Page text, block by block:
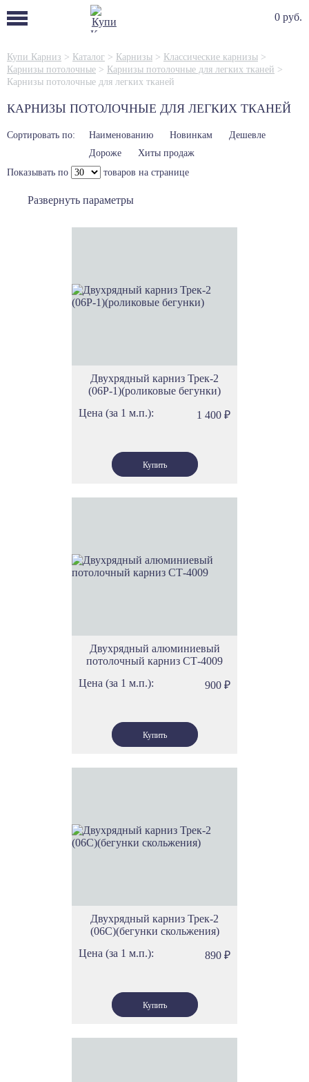
0 руб.
Купи Карниз > Каталог > Карнизы > Классические карнизы >
Карнизы потолочные > Карнизы потолочные для легких тканей >
Карнизы потолочные для легких тканей
КАРНИЗЫ ПОТОЛОЧНЫЕ ДЛЯ ЛЕГКИХ ТКАНЕЙ
Сортировать по: Наименованию Новинкам
Дешевле
Дороже
Хиты продаж
Показывать по
товаров на странице
Развернуть параметры
Двухрядный карниз Трек-2
(06Р-1)(роликовые бегунки)
Цена (за 1 м.п.):
1 400 ₽
Двухрядный алюминиевый
потолочный карниз СТ-4009
Цена (за 1 м.п.):
900 ₽
Двухрядный карниз Трек-2
(06С)(бегунки скольжения)
Цена (за 1 м.п.):
890 ₽